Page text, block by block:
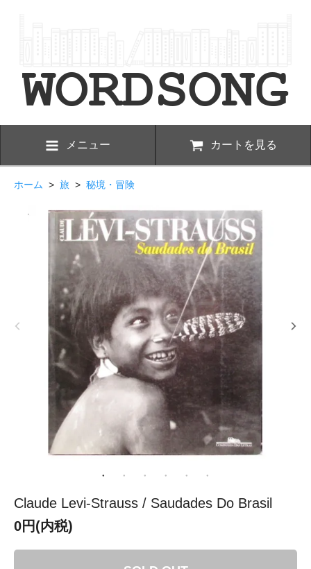
メニュー カートを見る
ホーム > 旅 > 秘境・冒険
Claude Levi-Strauss / Saudades Do Brasil
0円(内税)